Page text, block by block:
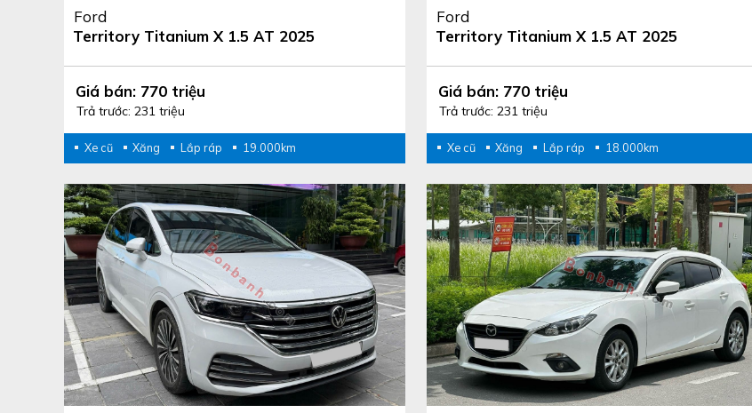
Ford
Territory Titanium X 1.5 AT 2025
Giá bán: 770 triệu
Trả trước: 231 triệu
Xe cũ Xăng Lắp ráp 19.000km
Ford
Territory Titanium X 1.5 AT 2025
Giá bán: 770 triệu
Trả trước: 231 triệu
Xe cũ Xăng Lắp ráp 18.000km